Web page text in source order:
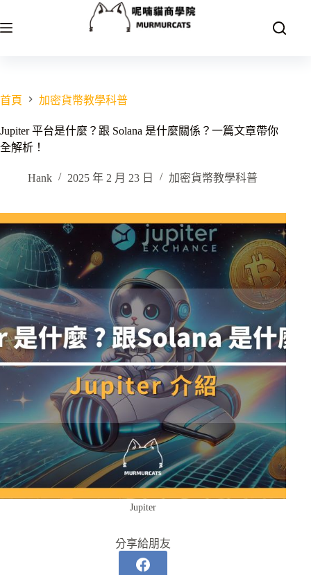
至
容
首頁 加密貨幣教學科普
Jupiter 平台是什麼？跟 Solana 是什麼關係？一篇文章帶你
全解析！
Hank 2025 年 2 月 23 日 加密貨幣教學科普
Jupiter
分享給朋友